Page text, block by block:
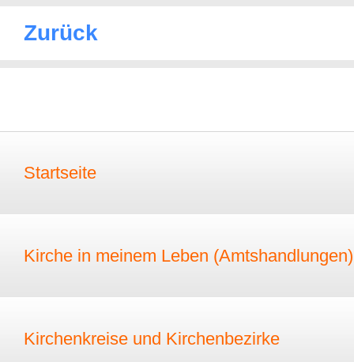
Zurück
Startseite
Kirche in meinem Leben (Amtshandlungen)
Kirchenkreise und Kirchenbezirke